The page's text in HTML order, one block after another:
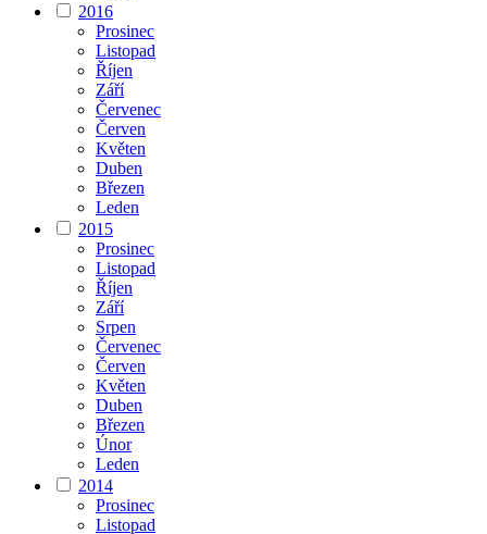
2016
Prosinec
Listopad
Říjen
Září
Červenec
Červen
Květen
Duben
Březen
Leden
2015
Prosinec
Listopad
Říjen
Září
Srpen
Červenec
Červen
Květen
Duben
Březen
Únor
Leden
2014
Prosinec
Listopad